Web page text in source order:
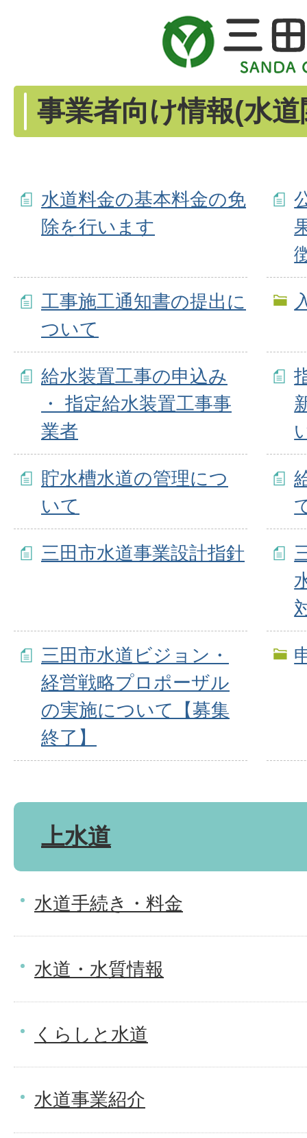
事業者向け情報(水
水道料金の基本料金の免
除を行います
工事施工通知書の提出に
ついて
給水装置工事の申込み
・ 指定給水装置工事事
業者
貯水槽水道の管理につ
いて
三田市水道事業設計指針
三田市水道ビジョン・
経営戦略プロポーザル
の実施について【募集
終了】
上水道
水道手続き・料金
水道・水質情報
くらしと水道
水道事業紹介